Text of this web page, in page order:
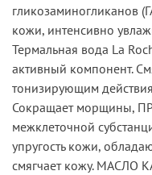
гликозаминогликанов
кожи, интенсивно
Термальная вода La
активный компонент.
тонизирующим
Сокращает морщины,
межклеточной
упругость кожи,
смягчает кожу. МАСЛО